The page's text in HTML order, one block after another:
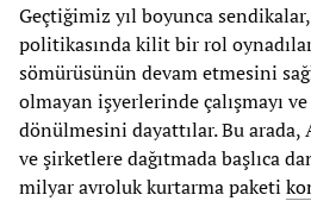
Geçtiğimiz yıl boyunca sendikalar,
politikasında kilit bir rol
sömürüsünün devam etmesini
olmayan işyerlerinde çalışmayı
dönülmesini dayattılar. Bu arada,
ve şirketlere dağıtmada başlıca
milyar avroluk kurtarma paketi